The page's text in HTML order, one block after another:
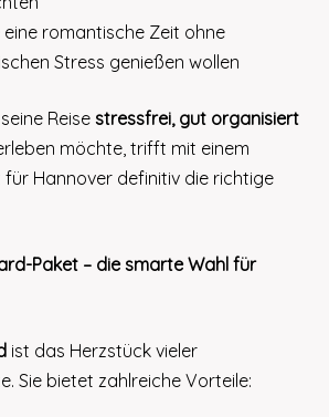
eine romantische Zeit ohne
Stress genießen wollen
Reise stressfrei, gut organisiert
möchte, trifft mit einem
Hannover definitiv die richtige
Paket – die smarte Wahl für
ist das Herzstück vieler
Sie bietet zahlreiche Vorteile: